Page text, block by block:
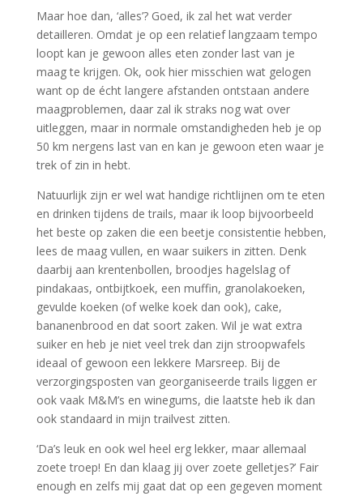
Maar hoe dan, ‘alles’? Goed, ik zal het wat verder
detailleren. Omdat je op een relatief langzaam tempo
loopt kan je gewoon alles eten zonder last van je
maag te krijgen. Ok, ook hier misschien wat gelogen
want op de écht langere afstanden ontstaan andere
maagproblemen, daar zal ik straks nog wat over
uitleggen, maar in normale omstandigheden heb je op
50 km nergens last van en kan je gewoon eten waar je
trek of zin in hebt.
Natuurlijk zijn er wel wat handige richtlijnen om te eten
en drinken tijdens de trails, maar ik loop bijvoorbeeld
het beste op zaken die een beetje consistentie hebben,
lees de maag vullen, en waar suikers in zitten. Denk
daarbij aan krentenbollen, broodjes hagelslag of
pindakaas, ontbijtkoek, een muffin, granolakoeken,
gevulde koeken (of welke koek dan ook), cake,
bananenbrood en dat soort zaken. Wil je wat extra
suiker en heb je niet veel trek dan zijn stroopwafels
ideaal of gewoon een lekkere Marsreep. Bij de
verzorgingsposten van georganiseerde trails liggen er
ook vaak M&M’s en winegums, die laatste heb ik dan
ook standaard in mijn trailvest zitten.
‘Da’s leuk en ook wel heel erg lekker, maar allemaal
zoete troep! En dan klaag jij over zoete gelletjes?’ Fair
enough en zelfs mij gaat dat op een gegeven moment